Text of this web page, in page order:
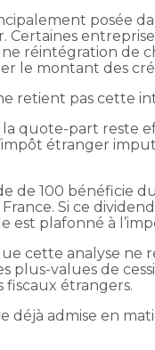
posée
Certaines
réintégration de
le montant des
retient pas cette
quote-part reste
étranger
de 100 bénéficie
Si ce
est plafonné à
cette analyse ne
plus-values de
fiscaux étrangers.
déjà admise en